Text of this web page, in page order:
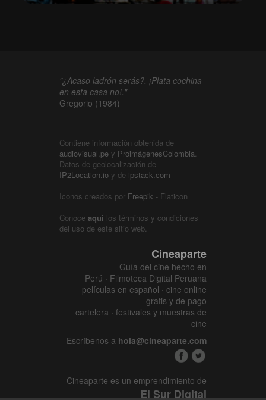
"¿Acaso ladrón serás?, ¡Plata cochina
en esta casa no!."
Gregorio (1984)
Contiene información obtenida de
audiovisual.pe y ProimágenesColombia.
Datos de geolocalización de
IP2Location.io y de ipstack.com
Iconos creados por Freepik - Flaticon
Conoce aquí los términos y condiciones
del uso de este sitio web.
Cineaparte
Guía del cine hecho en
Perú · Filmoteca Digital Peruana
películas en español · cine online
gratis y de pago
cartelera · festivales y muestras de
cine
Escríbenos a hola@cineaparte.com
Cineaparte es un emprendimiento de
El Sur Digital